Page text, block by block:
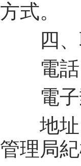
方式。
四
電
電
地
管理局